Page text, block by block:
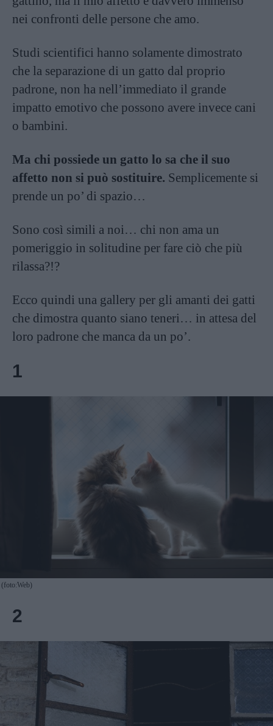
nei confronti delle persone che amo.
Studi scientifici hanno solamente dimostrato
che la separazione di un gatto dal proprio
padrone, non ha nell’immediato il grande
impatto emotivo che possono avere invece cani
o bambini.
Ma chi possiede un gatto lo sa che il suo
affetto non si può sostituire. Semplicemente si
prende un po’ di spazio…
Sono così simili a noi… chi non ama un
pomeriggio in solitudine per fare ciò che più
rilassa?!?
Ecco quindi una gallery per gli amanti dei gatti
che dimostra quanto siano teneri… in attesa del
loro padrone che manca da un po’.
1
(foto:Web)
2